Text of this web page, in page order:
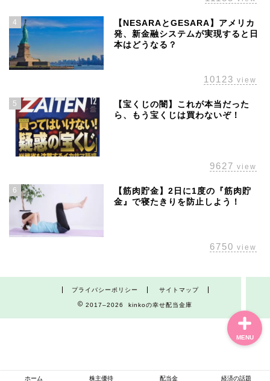
4
【NESARAとGESARA】アメリカ
発、新金融システムが実現すると日
本はどうなる？
10123 view
5
【宝くじの闇】これが本当だった
ら、もう宝くじは買わないぞ！
9627 view
6
【筋肉貯金】2日に1度の『筋肉貯
金』で寝たきりを防止しよう！
6750 view
プライバシーポリシー サイトマップ
2017–2026 kinkoの幸せ配当金庫
ホーム 株主優待 配当金 経済の話題
MENU
ホーム
株主優待